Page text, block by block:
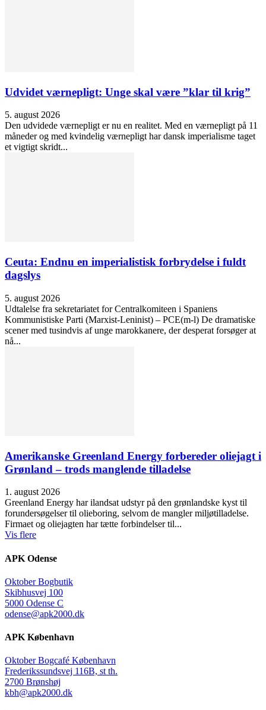
Udvidet værnepligt: Unge skal være ”klar til krig”
5. august 2026
Den udvidede værnepligt er nu en realitet. Med en værnepligt på 11
måneder og med kvindelig værnepligt har dansk imperialisme taget
et vigtigt skridt...
Ceuta: Endnu en imperialistisk forbrydelse i fuldt
dagslys
5. august 2026
Udtalelse fra sekretariatet for Centralkomiteen i Spaniens
Kommunistiske Parti (Marxist-Leninist) – PCE(m-l) De dramatiske
scener med tusindvis af unge marokkanere, der desperat forsøger at
nå...
Amerikanske Greenland Energy forbereder oliejagt i
Grønland – trods manglende tilladelse
1. august 2026
Greenland Energy har ilandsat udstyr på den grønlandske kyst til
forundersøgelser til olieboring, selvom de mangler miljøtilladelse.
Firmaet og oliejagten har tætte forbindelser til...
Vis flere
APK Odense
Oktober Bogbutik
Skibhusvej 100
5000 Odense C
odense@apk2000.dk
APK København
Oktober Bogcafé København
Frederikssundsvej 116B, st th.
2700 Brønshøj
kbh@apk2000.dk